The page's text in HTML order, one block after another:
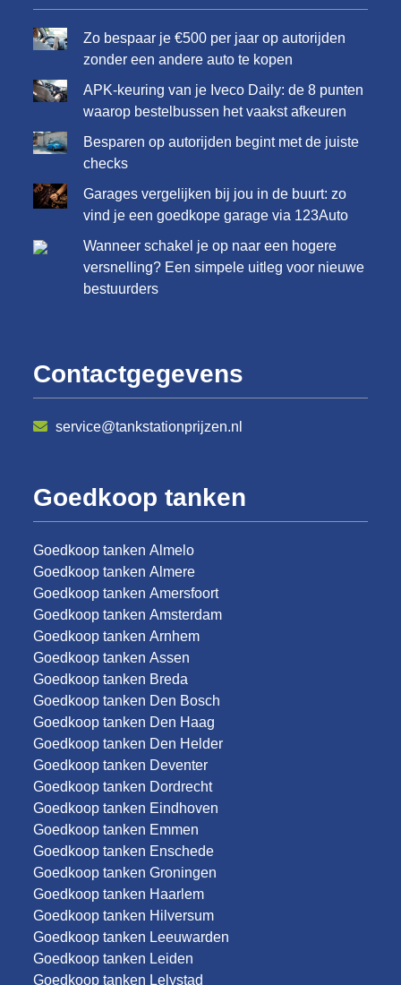
Zo bespaar je €500 per jaar op autorijden
zonder een andere auto te kopen
APK-keuring van je Iveco Daily: de 8 punten
waarop bestelbussen het vaakst afkeuren
Besparen op autorijden begint met de juiste
checks
Garages vergelijken bij jou in de buurt: zo
vind je een goedkope garage via 123Auto
Wanneer schakel je op naar een hogere
versnelling? Een simpele uitleg voor nieuwe
bestuurders
Contactgegevens
service@tankstationprijzen.nl
Goedkoop tanken
Goedkoop tanken Almelo
Goedkoop tanken Almere
Goedkoop tanken Amersfoort
Goedkoop tanken Amsterdam
Goedkoop tanken Arnhem
Goedkoop tanken Assen
Goedkoop tanken Breda
Goedkoop tanken Den Bosch
Goedkoop tanken Den Haag
Goedkoop tanken Den Helder
Goedkoop tanken Deventer
Goedkoop tanken Dordrecht
Goedkoop tanken Eindhoven
Goedkoop tanken Emmen
Goedkoop tanken Enschede
Goedkoop tanken Groningen
Goedkoop tanken Haarlem
Goedkoop tanken Hilversum
Goedkoop tanken Leeuwarden
Goedkoop tanken Leiden
Goedkoop tanken Lelystad